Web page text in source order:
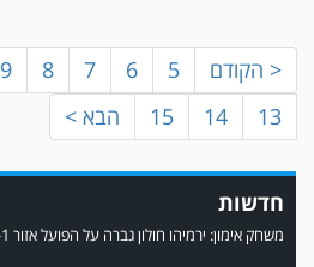
< הקודם 5
6
7
8
9
13
14
15 הבא >
חדשות
משחק אימון: ירמיהו חולון גברה על הפועל אזור 0-1 משער של אחמד מצרי.